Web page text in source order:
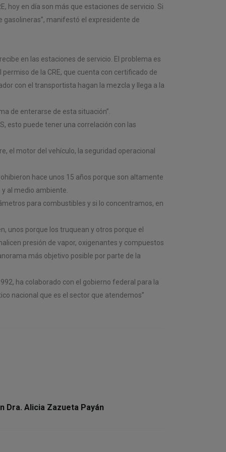
hoy en día son más que estaciones de servicio. Si
manifestó el expresidente de
en las estaciones de servicio. El problema es
de la CRE, que cuenta con certificado de
con el transportista hagan la mezcla y llega a la
de enterarse de esta situación”.
esto puede tener una correlación con las
el motor del vehículo, la seguridad operacional
hace unos 15 años porque son altamente
al medio ambiente.
para combustibles y si lo concentramos, en
unos porque los truquean y otros porque el
presión de vapor, oxigenantes y compuestos
más objetivo posible por parte de la
ha colaborado con el gobierno federal para la
nacional que es el sector que atendemos”
Dra. Alicia Zazueta Payán